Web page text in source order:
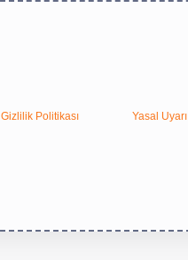
Gizlilik Politikası Yasal Uyarı